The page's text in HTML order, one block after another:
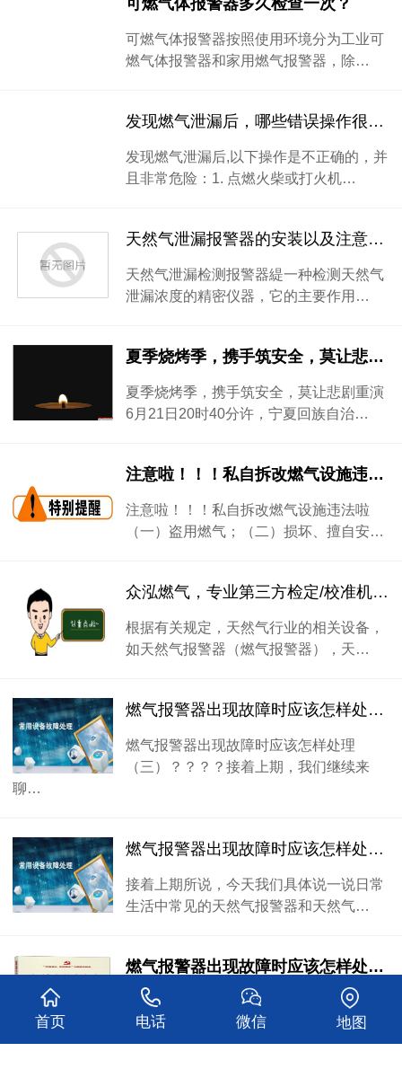
可燃气体报警器多久检查一次？
可燃气体报警器按照使用环境分为工业可
燃气体报警器和家用燃气报警器，除…
发现燃气泄漏后，哪些错误操作很危险？
发现燃气泄漏后,以下操作是不正确的，并
且非常危险：1. 点燃火柴或打火机…
天然气泄漏报警器的安装以及注意事项
天然气泄漏检测报警器緹一种检测天然气
泄漏浓度的精密仪器，它的主要作用…
夏季烧烤季，携手筑安全，莫让悲剧重演
夏季烧烤季，携手筑安全，莫让悲剧重演
6月21日20时40分许，宁夏回族自治…
注意啦！！！私自拆改燃气设施违法啦
注意啦！！！私自拆改燃气设施违法啦
（一）盗用燃气；（二）损坏、擅自安…
众泓燃气，专业第三方检定/校准机构来了
根据有关规定，天然气行业的相关设备，
如天然气报警器（燃气报警器），天…
燃气报警器出现故障时应该怎样处理（三）？？？？
燃气报警器出现故障时应该怎样处理
（三）？？？？接着上期，我们继续来
聊…
燃气报警器出现故障时应该怎样处理（二）？？？？
接着上期所说，今天我们具体说一说日常
生活中常见的天然气报警器和天然气…
燃气报警器出现故障时应该怎样处理（一）？？？？
随着燃气行业的快速发展，燃气报警器系
统作为燃气行业必备附属的安全防护…
首页 电话 微信 地图